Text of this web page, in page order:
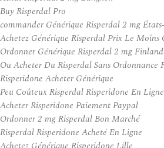
Buy Risperdal Pro
commander Générique Risperdal 2 mg
Achetez Générique Risperdal Prix Le Moins
Ordonner Générique Risperdal 2 mg
Ou Acheter Du Risperdal Sans Ordonnance
Risperidone Acheter Générique
Peu Coûteux Risperdal Risperidone En Ligne
Acheter Risperidone Paiement Paypal
Ordonner 2 mg Risperdal Bon Marché
Risperdal Risperidone Acheté En Ligne